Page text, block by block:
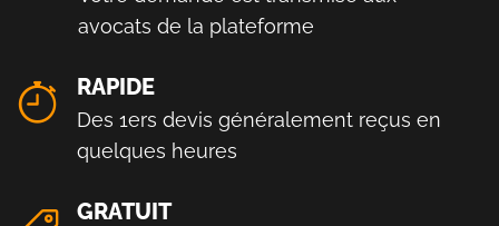
avocats de la plateforme
RAPIDE
Des 1ers devis généralement reçus en
quelques heures
GRATUIT